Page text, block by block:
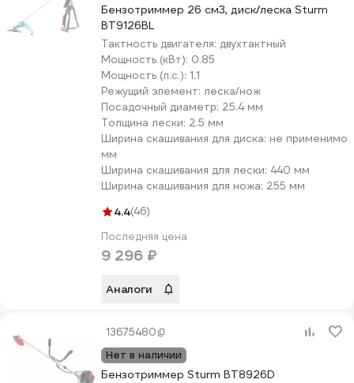
Бензотриммер 26 см3, диск/леска Sturm
BT9126BL
Тактность двигателя: двухтактный
Мощность (кВт): 0.85
Мощность (л.с.): 1.1
Режущий элемент: леска/нож
Посадочный диаметр: 25.4 мм
Толщина лески: 2.5 мм
Ширина скашивания для диска: не применимо
мм
Ширина скашивания для лески: 440 мм
Ширина скашивания для ножа: 255 мм
4.4(46)
Последняя цена
9 296 ₽
Аналоги
13675480
Нет в наличии
Бензотриммер Sturm BT8926D